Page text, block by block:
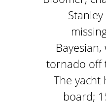
tornado off
The yacht
board;